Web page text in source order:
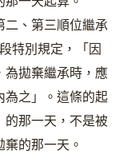
二、第三順位繼承
特別規定，「因
為拋棄繼承時，應
為之」。這條的起
的那一天，不是被
的那一天。